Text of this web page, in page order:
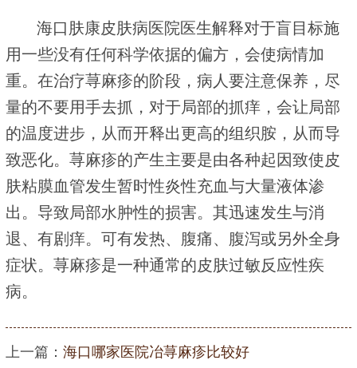
海口肤康皮肤病医院医生解释对于盲目标施
用一些没有任何科学依据的偏方，会使病情加
重。在治疗荨麻疹的阶段，病人要注意保养，尽
量的不要用手去抓，对于局部的抓痒，会让局部
的温度进步，从而开释出更高的组织胺，从而导
致恶化。荨麻疹的产生主要是由各种起因致使皮
肤粘膜血管发生暂时性炎性充血与大量液体渗
出。导致局部水肿性的损害。其迅速发生与消
退、有剧痒。可有发热、腹痛、腹泻或另外全身
症状。荨麻疹是一种通常的皮肤过敏反应性疾
病。
上一篇： 海口哪家医院冶荨麻疹比较好